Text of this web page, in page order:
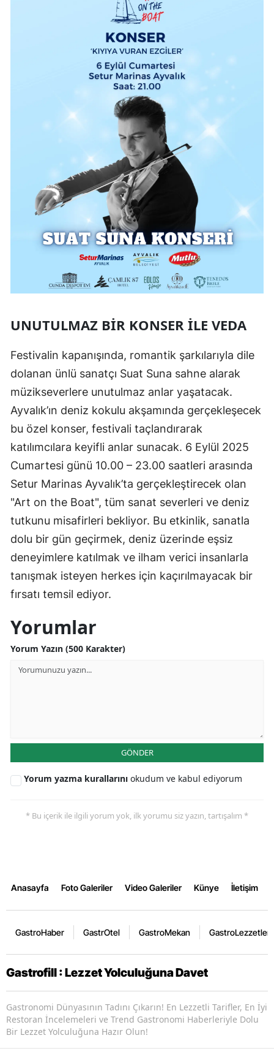
UNUTULMAZ BIR KONSER ILE VEDA
Festivalin kapanışında, romantik şarkılarıyla dile
dolanan ünlü sanatçı Suat Suna sahne alarak
müzikseverlere unutulmaz anlar yaşatacak.
Ayvalık’ın deniz kokulu akşamında gerçekleşecek
bu özel konser, festivali taçlandırarak
katılımcılara keyifli anlar sunacak. 6 Eylül 2025
Cumartesi günü 10.00 – 23.00 saatleri arasında
Setur Marinas Ayvalık’ta gerçekleştirecek olan
"Art on the Boat", tüm sanat severleri ve deniz
tutkunu misafirleri bekliyor. Bu etkinlik, sanatla
dolu bir gün geçirmek, deniz üzerinde eşsiz
deneyimlere katılmak ve ilham verici insanlarla
tanışmak isteyen herkes için kaçırılmayacak bir
fırsatı temsil ediyor.
Yorumlar
Yorum Yazın (500 Karakter)
GÖNDER
Yorum yazma kurallarını okudum ve kabul ediyorum
* Bu içerik ile ilgili yorum yok, ilk yorumu siz yazın, tartışalım *
Anasayfa Foto Galeriler Video Galeriler Künye İletişim
GastroHaber GastrOtel GastroMekan GastroLezzetler
Gastrofill : Lezzet Yolculuğuna Davet
Gastronomi Dünyasının Tadını Çıkarın! En Lezzetli Tarifler, En İyi
Restoran İncelemeleri ve Trend Gastronomi Haberleriyle Dolu
Bir Lezzet Yolculuğuna Hazır Olun!